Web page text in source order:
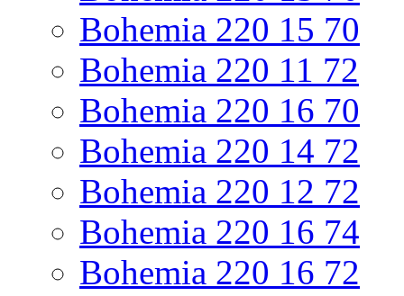
Bohemia 220 15 70
Bohemia 220 11 72
Bohemia 220 16 70
Bohemia 220 14 72
Bohemia 220 12 72
Bohemia 220 16 74
Bohemia 220 16 72